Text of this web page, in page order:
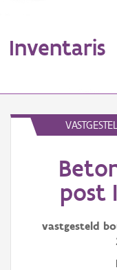
Inventaris
Erfgoedobject
Aanduidingsobject
Waarneming
post
vastgesteld